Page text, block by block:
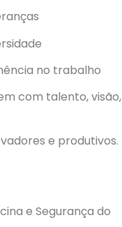
no trabalho
com talento, visão,
e produtivos.
e Segurança do